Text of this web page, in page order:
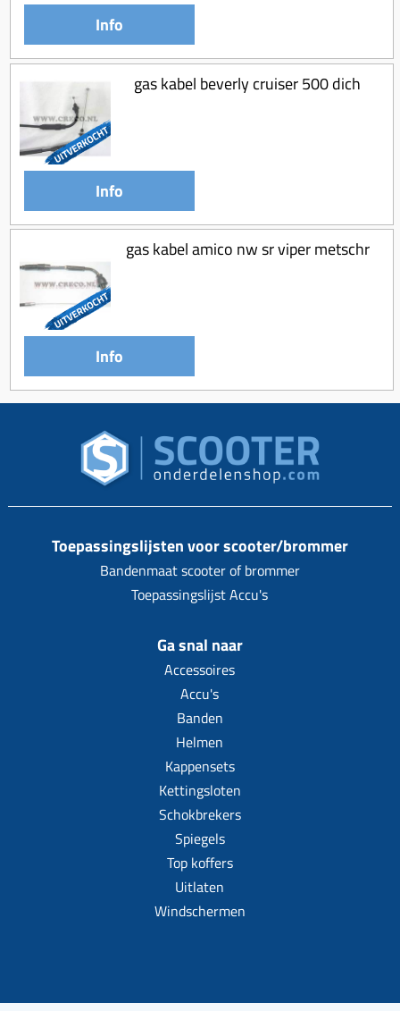
Info
gas kabel beverly cruiser 500 dich
Info
gas kabel amico nw sr viper metschr
Info
Toepassingslijsten voor scooter/brommer
Bandenmaat scooter of brommer
Toepassingslijst Accu's
Ga snal naar
Accessoires
Accu's
Banden
Helmen
Kappensets
Kettingsloten
Schokbrekers
Spiegels
Top koffers
Uitlaten
Windschermen